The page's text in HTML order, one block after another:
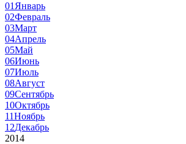
01 Январь
02Февраль
03Март
04Апрель
05Май
06Июнь
07Июль
08Август
09Сентябрь
10Октябрь
11Ноябрь
12Декабрь
2014